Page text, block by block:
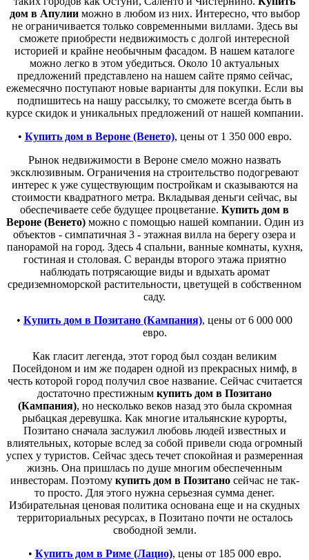
дом в Апулииможно в любом из них. Интересно, что выбор
не ограничивается только современными виллами. Здесь вы
сможете приобрести недвижимость с долгой интересной
историей и крайне необычным фасадом. В нашем каталоге
можно легко в этом убедиться. Около 10 актуальных
предложений представлено на нашем сайте прямо сейчас,
ежемесячно поступают новые варианты для покупки. Если вы
подпишитесь на нашу рассылку, то сможете всегда быть в
курсе скидок и уникальных предложений от нашей компании.
• Купить дом в Вероне (Венето), цены от 1 350 000 евро.
Рынок недвижимости в Вероне смело можно назвать
эксклюзивным. Ограничения на строительство подогревают
интерес к уже существующим постройкам и сказываются на
стоимости квадратного метра. Вкладывая деньги сейчас, вы
обеспечиваете себе будущее процветание. Купить дом в
Вероне (Венето)можно с помощью нашей компании. Один из
объектов - симпатичная 3 - этажная вилла на берегу озера и
панорамой на город. Здесь 4 спальни, ванные комнаты, кухня,
гостиная и столовая. С веранды второго этажа приятно
наблюдать потрясающие виды и вдыхать аромат
средиземноморской растительности, цветущей в собственном
саду.
• Купить дом в Позитано (Кампания), цены от 6 000 000
евро.
Как гласит легенда, этот город был создан великим
Посейдоном и им же подарен одной из прекрасных нимф, в
честь которой город получил свое название. Сейчас считается
достаточно престижным купить дом в Позитано
(Кампания), но несколько веков назад это была скромная
рыбацкая деревушка. Как многие итальянские курорты,
Позитано сначала заслужил любовь людей известных и
влиятельных, которые вслед за собой привели сюда огромный
успех у туристов. Сейчас здесь течет спокойная и размеренная
жизнь. Она пришлась по душе многим обеспеченным
инвесторам. Поэтому купить дом в Позитаносейчас не так-
то просто. Для этого нужна серьезная сумма денег.
Избирательная ценовая политика основана еще и на скудных
территориальных ресурсах, в Позитано почти не осталось
свободной земли.
• Купить дом в Риме (Лацио), цены от 185 000 евро.